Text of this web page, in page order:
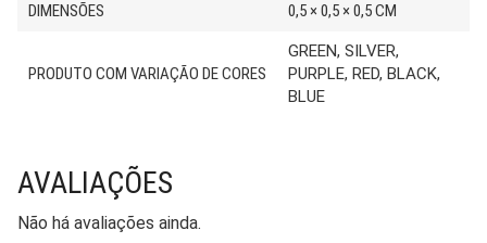
DIMENSÕES 0,5 × 0,5 × 0,5 CM
PRODUTO COM VARIAÇÃO DE CORES
GREEN, SILVER,
PURPLE, RED, BLACK,
BLUE
AVALIAÇÕES
Não há avaliações ainda.